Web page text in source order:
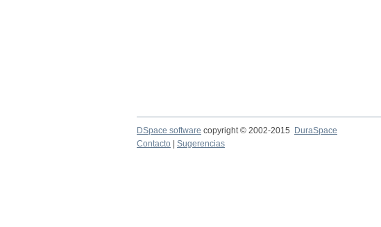
DSpace software copyright © 2002-2015 DuraSpace
Contacto
Sugerencias